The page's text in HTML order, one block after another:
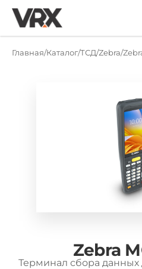
Главная Каталог ТСД Zebra
Zebra
Терминал сбора данных